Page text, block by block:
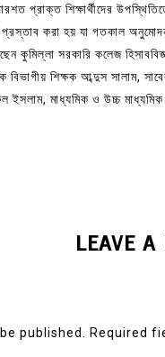
প্রাক্ত শিক্ষার্থীদের
প্রস্তাব করা হয় যা গতকাল
কুমিল্লা সরকারি কলেজ
শিক্ষক আব্দুস সালাম,
মাধ্যমিক ও ‍উচ্চ মাধ্যমিক
LEAVE A
published. Required